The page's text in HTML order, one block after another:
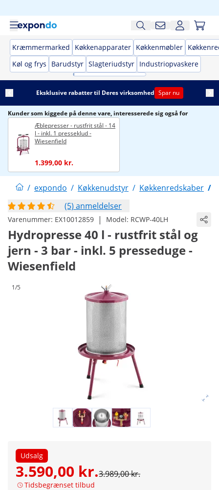
Kræmmermarked Køkkenapparater Køkkenmøbler
Køl og frys
Barudstyr Slagteriudstyr Industriopvaskere
Eksklusive rabatter til Deres virksomhed Spar nu
Kunder som kiggede på denne vare, interesserede sig også for
Æblepresser - rustfrit stål - 14
l - inkl. 1 presseklud -
Wiesenfield
1.399,00 kr.
/ expondo / Køkkenudstyr / Køkkenredskaber /
(5) anmeldelser
Varenummer: EX10012859 | Model: RCWP-40LH
Hydropresse 40 l - rustfrit stål og
jern - 3 bar - inkl. 5 presseduge -
Wiesenfield
1/5
Udsalg
3.590,00 kr.3.989,00 kr.
Tidsbegrænset tilbud